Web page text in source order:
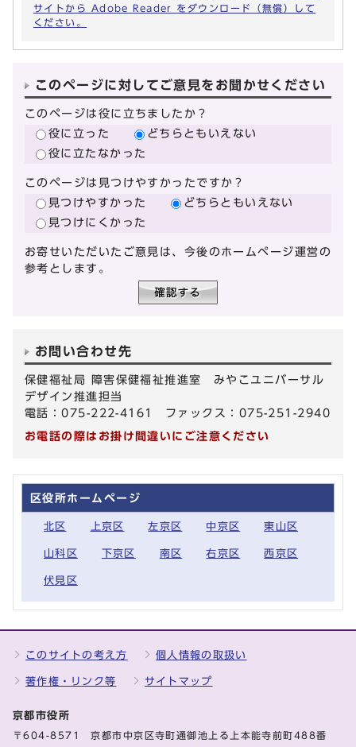
サイトから Adobe Reader をダウンロード（無償）して
ください。
このページに対してご意見をお聞かせください
このページは役に立ちましたか？
役に立った
どちらともいえない
役に立たなかった
このページは見つけやすかったですか？
見つけやすかった
どちらともいえない
見つけにくかった
お寄せいただいたご意見は、今後のホームページ運営の
参考とします。
お問い合わせ先
保健福祉局 障害保健福祉推進室 みやこユニバーサル
デザイン推進担当
電話：075-222-4161 ファックス：075-251-2940
お電話の際はお掛け間違いにご注意ください
区役所ホームページ
北区 上京区 左京区 中京区 東山区
山科区 下京区 南区 右京区 西京区
伏見区
このサイトの考え方 個人情報の取扱い
著作権・リンク等 サイトマップ
京都市役所
〒604-8571 京都市中京区寺町通御池上る上本能寺前町488番